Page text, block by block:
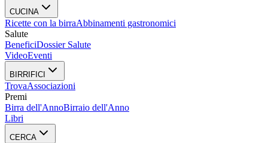
CUCINA
Ricette con la birraAbbinamenti gastronomici
Salute
BeneficiDossier Salute
VideoEventi
BIRRIFICI
TrovaAssociazioni
Premi
Birra dell'AnnoBirraio dell'Anno
Libri
CERCA